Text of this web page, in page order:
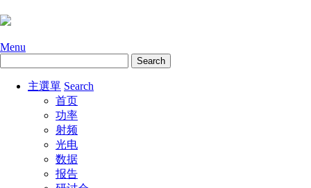
Menu
主選單 Search
首页
功率
射频
光电
数据
报告